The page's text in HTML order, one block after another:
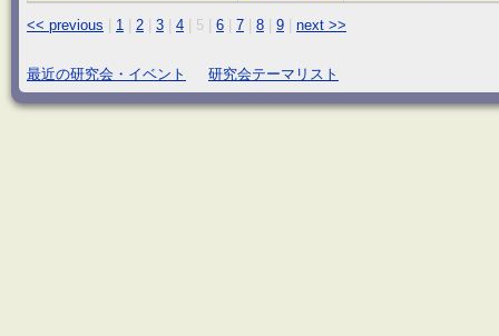
<< previous 1 2 3 4 5 6 7 8 9 next >>
最近の研究会・イベント 研究会テーマリスト